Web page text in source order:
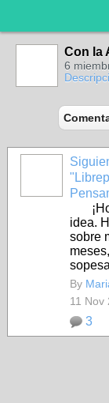
Con la
6
idea.
sobre
By
11 Nov
3